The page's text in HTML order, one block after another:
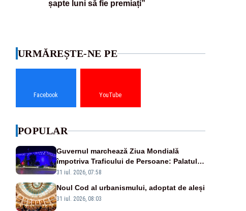
șapte luni să fie premiați”
URMĂREȘTE-NE PE
Facebook YouTube
POPULAR
Guvernul marchează Ziua Mondială
împotriva Traficului de Persoane: Palatul
Victoria, iluminat în albastru
31 iul. 2026, 07:58
Noul Cod al urbanismului, adoptat de aleși
31 iul. 2026, 08:03